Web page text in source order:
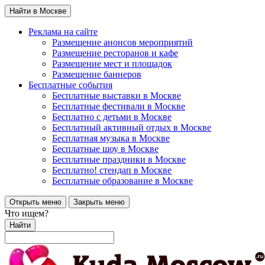
Найти в Москве
Реклама на сайте
Размещение анонсов мероприятий
Размещение ресторанов и кафе
Размещение мест и площадок
Размещение баннеров
Бесплатные события
Бесплатные выставки в Москве
Бесплатные фестивали в Москве
Бесплатно с детьми в Москве
Бесплатный активный отдых в Москве
Бесплатная музыка в Москве
Бесплатные шоу в Москве
Бесплатные праздники в Москве
Бесплатно! стендап в Москве
Бесплатные образование в Москве
Открыть меню Закрыть меню
Что ищем?
Найти